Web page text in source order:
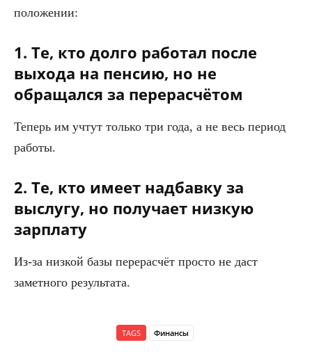
положении:
1. Те, кто долго работал после
выхода на пенсию, но не
обращался за перерасчётом
Теперь им учтут только три года, а не весь период
работы.
2. Те, кто имеет надбавку за
выслугу, но получает низкую
зарплату
Из-за низкой базы перерасчёт просто не даст
заметного результата.
TAGS Финансы